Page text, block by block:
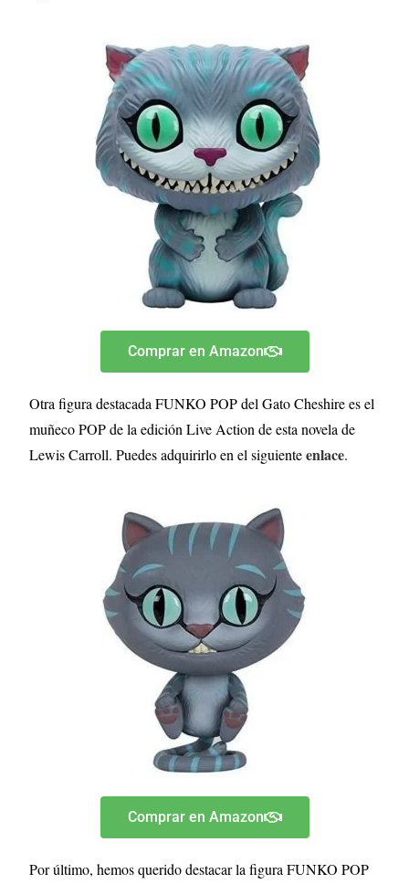
Comprar en Amazon
Otra figura destacada FUNKO POP del Gato Cheshire es el
muñeco POP de la edición Live Action de esta novela de
Lewis Carroll. Puedes adquirirlo en el siguienteenlace.
Comprar en Amazon
Por último, hemos querido destacar la figura FUNKO POP